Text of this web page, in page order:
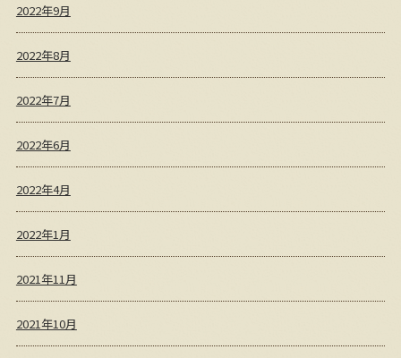
2022年9月
2022年8月
2022年7月
2022年6月
2022年4月
2022年1月
2021年11月
2021年10月